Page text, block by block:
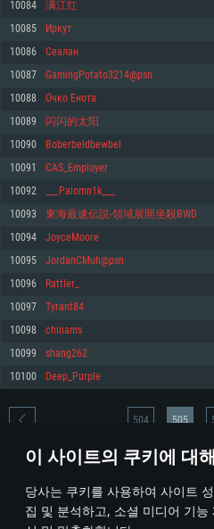
이 사이트의 쿠키에 대해
당사는 쿠키를 사용하여 사이트
집 및 분석하고, 소셜 미디어 기
최소사양
운영체제: Windows 10 (64 bit)
프로세서: 2.2 GHz 듀얼코어 이상
메모리: 4GB
그래픽 카드: DirectX 11 이상을 지원하
GeForce GT 660. 최소 사양 해상도: 720p
네트워크: 브로드밴드 인터넷
여유 저장 공간: 22.1 GB (최소 클라이언트)
권장 사양
570 혹은 그 이상
여유 저장 공간: 62.2 GB (전체 클라이언
최소사양
운영체제: Mac OS Big Sur 11.0
프로세서: 최소 2.2 GHz의 Core i5 (Intel
메모리: 6 GB
그래픽 카드: Metal 을 지원하는 Intel Iris
능을 가지는 Mac 버전의 AMD/Nvidia. 최
네트워크: 브로드밴드 인터넷
여유 저장 공간: 22.1 GB (최소 클라이언트)
권장 사양
네트워크: 브로드밴드 인터넷
여유 저장 공간: 62.2 GB (전체 클라이언
최소사양
운영체제: 64bit Linux 중 최신 버전
프로세서: 2.4 GHz 듀얼코어
메모리: 4 GB
그래픽 카드: Vulkan 을 지원하고, 최신
660 (6개월 미만) 혹은 그와 동급의 성능
원하는 AMD (6개월 미만; 최소사양 지원
네트워크: 브로드밴드 인터넷
여유 저장 공간: 22.1 GB (최소 클라이언트)
권장 사양
운영체제: Ubuntu 20.04 64bit
프로세서: Intel Core i7
메모리: 16 GB
그래픽 카드: Vulkan 을 지원하고, 최신
1060 (6개월 미만) 혹은 그와 동급의 성
지원하는 AMD RX 570 (6개월 미만; 최소
여유 저장 공간: 62.2 GB (전체 클라이언트)
10084 满江红
10085 Иркут
10086 Сеалан
10087 GamingPotato3214@psn
10088 Очко Енота
10089 闪闪的太阳
10090 Boberbeldbewbel
10091 CAS_Employer
10092 ___Palomn1k___
10093 東海最速伝説-領域展開坐殺BWD
10094 JoyceMoore
10095 JordanCMuh@psn
10096 Rattler_
10097 Tyrant84
10098 chinams
10099 shang262
10100 Deep_Purple
* 순위표는 매일 1회 갱신됩니다
504 505